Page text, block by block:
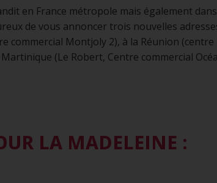
en France métropole mais également
de vous annoncer trois nouvelles
commercial Montjoly 2), à la Réunion (centre
(Le Robert, Centre commercial
LA MADELEINE :